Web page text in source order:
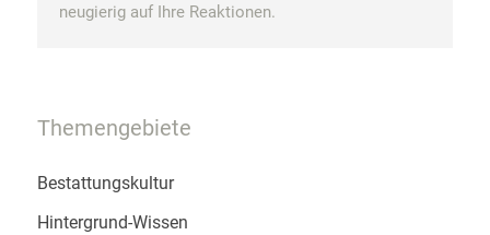
neugierig auf Ihre Reaktionen.
Themengebiete
Bestattungskultur
Hintergrund-Wissen